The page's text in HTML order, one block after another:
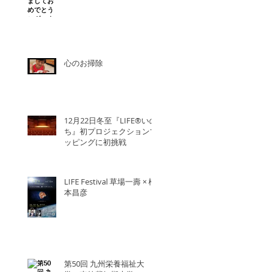
心のお掃除
12月22日冬至『LIFE®︎いの
ち』初プロジェクションマ
ッピングに初挑戦
LIFE Festival 草場一壽 × 橋
本昌彦
第50回 九州栄養福祉大